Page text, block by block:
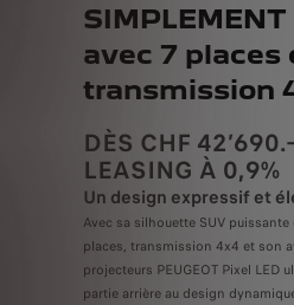
avec 7 places
transmission
DÈS CHF
LEASING À 0,9%
Un design expressif et
Avec sa silhouette SUV puissante
places, transmission 4x4 et son
projecteurs PEUGEOT Pixel LED
partie arrière au design